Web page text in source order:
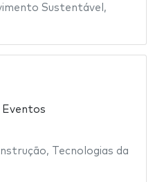
Sustentável ,
Eventos
,
Tecnologias da